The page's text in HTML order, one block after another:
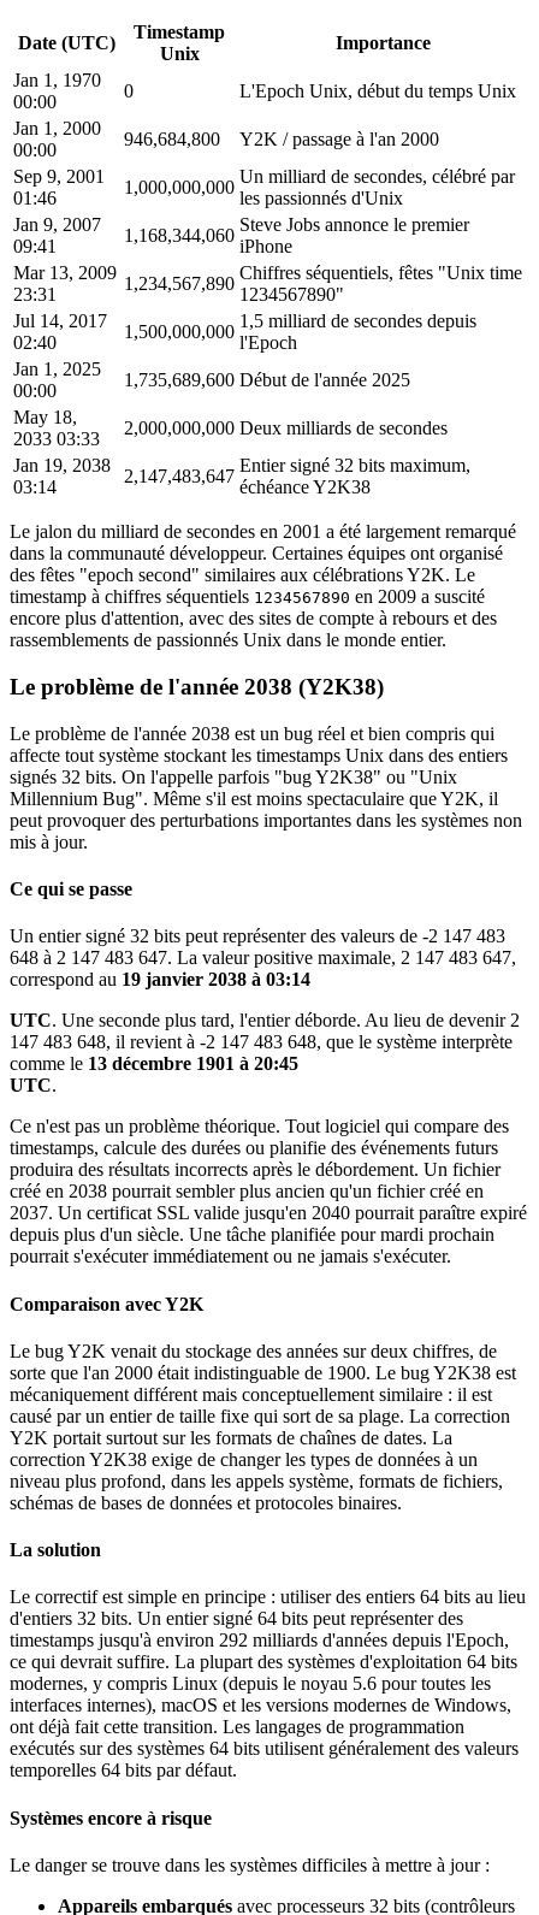
Date (UTC)
Timestamp
Unix
Importance
Jan 1, 1970
00:00
0
L'Epoch Unix, début du temps Unix
Jan 1, 2000
00:00
946,684,800
Y2K / passage à l'an 2000
Sep 9, 2001
01:46
1,000,000,000
Un milliard de secondes, célébré par
les passionnés d'Unix
Jan 9, 2007
09:41
1,168,344,060
Steve Jobs annonce le premier
iPhone
Mar 13, 2009
23:31
1,234,567,890
Chiffres séquentiels, fêtes "Unix time
1234567890"
Jul 14, 2017
02:40
1,500,000,000
1,5 milliard de secondes depuis
l'Epoch
Jan 1, 2025
00:00
1,735,689,600 Début de l'année 2025
May 18,
2033 03:33
2,000,000,000 Deux milliards de secondes
Jan 19, 2038
03:14
2,147,483,647
Entier signé 32 bits maximum,
échéance Y2K38
Le jalon du milliard de secondes en 2001 a été largement remarqué
dans la communauté développeur. Certaines équipes ont organisé
des fêtes "epoch second" similaires aux célébrations Y2K. Le
timestamp à chiffres séquentiels 1234567890 en 2009 a suscité
encore plus d'attention, avec des sites de compte à rebours et des
rassemblements de passionnés Unix dans le monde entier.
Le problème de l'année 2038 (Y2K38)
Le problème de l'année 2038 est un bug réel et bien compris qui
affecte tout système stockant les timestamps Unix dans des entiers
signés 32 bits. On l'appelle parfois "bug Y2K38" ou "Unix
Millennium Bug". Même s'il est moins spectaculaire que Y2K, il
peut provoquer des perturbations importantes dans les systèmes non
mis à jour.
Ce qui se passe
Un entier signé 32 bits peut représenter des valeurs de -2 147 483
648 à 2 147 483 647. La valeur positive maximale, 2 147 483 647,
correspond au 19 janvier 2038 à 03:14
UTC. Une seconde plus tard, l'entier déborde. Au lieu de devenir 2
147 483 648, il revient à -2 147 483 648, que le système interprète
comme le 13 décembre 1901 à 20:45
UTC.
Ce n'est pas un problème théorique. Tout logiciel qui compare des
timestamps, calcule des durées ou planifie des événements futurs
produira des résultats incorrects après le débordement. Un fichier
créé en 2038 pourrait sembler plus ancien qu'un fichier créé en
2037. Un certificat SSL valide jusqu'en 2040 pourrait paraître expiré
depuis plus d'un siècle. Une tâche planifiée pour mardi prochain
pourrait s'exécuter immédiatement ou ne jamais s'exécuter.
Comparaison avec Y2K
Le bug Y2K venait du stockage des années sur deux chiffres, de
sorte que l'an 2000 était indistinguable de 1900. Le bug Y2K38 est
mécaniquement différent mais conceptuellement similaire : il est
causé par un entier de taille fixe qui sort de sa plage. La correction
Y2K portait surtout sur les formats de chaînes de dates. La
correction Y2K38 exige de changer les types de données à un
niveau plus profond, dans les appels système, formats de fichiers,
schémas de bases de données et protocoles binaires.
La solution
Le correctif est simple en principe : utiliser des entiers 64 bits au lieu
d'entiers 32 bits. Un entier signé 64 bits peut représenter des
timestamps jusqu'à environ 292 milliards d'années depuis l'Epoch,
ce qui devrait suffire. La plupart des systèmes d'exploitation 64 bits
modernes, y compris Linux (depuis le noyau 5.6 pour toutes les
interfaces internes), macOS et les versions modernes de Windows,
ont déjà fait cette transition. Les langages de programmation
exécutés sur des systèmes 64 bits utilisent généralement des valeurs
temporelles 64 bits par défaut.
Systèmes encore à risque
Le danger se trouve dans les systèmes difficiles à mettre à jour :
Appareils embarqués avec processeurs 32 bits (contrôleurs